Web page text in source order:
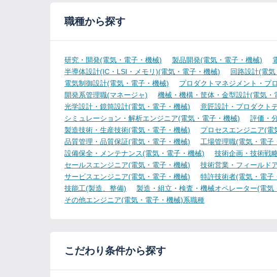
職種から探す
研究・開発(電気・電子・機械) 製品開発(電気・電子・機械)
半導体設計(IC・LSI・メモリ)(電気・電子・機械)
回路設計(電
電気制御設計(電気・電子・機械)
プロダクトマネジメント・プ
開発系管理職(マネージャ)
機械・機構・筐体・金型設計(電気・
光学設計・鏡筒設計(電気・電子・機械)
意匠設計・プロダクト
シミュレーション・解析エンジニア(電気・電子・機械)
評価・
製造技術・生産技術(電気・電子・機械)
プロセスエンジニア(電
品質管理・品質保証(電気・電子・機械)
工場管理職(電気・電子
設備保全・メンテナンス(電気・電子・機械)
技術企画・技術戦
セールスエンジニア(電気・電子・機械)
技術営業・フィールド
サービスエンジニア(電気・電子・機械)
特許技術者(電気・電子
技能工(製造、整備)
製造・組立・検査・機械オペレーター(電気
その他エンジニア(電気・電子・機械)系職種
こだわり条件から探す